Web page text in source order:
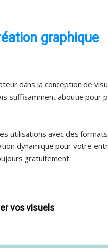
graphique
dans la conception de
suffisamment aboutie pour
utilisations avec des
dynamique pour votre
gratuitement.
vos visuels